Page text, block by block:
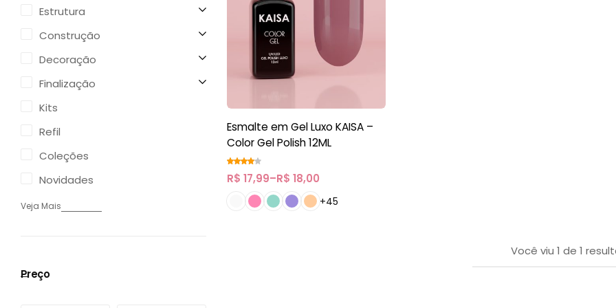
Esmalte em Gel Luxo KAISA –
Color Gel Polish 12ML
R$ 17,99–R$ 18,00
+45
Você viu 1 de 1
Estrutura
Construção
Decoração
Finalização
Kits
Refil
Coleções
Novidades
Veja Mais
Preço